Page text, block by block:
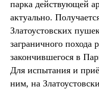
парка действующей
актуально.
Златоустовских
заграничного похода
закончившегося в
Для испытания и
ним, на